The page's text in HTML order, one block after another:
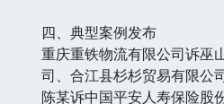
四、典型案例发布
重庆重铁物流有限公司诉巫
司、合江县杉杉贸易有限公
陈某诉中国平安人寿保险股